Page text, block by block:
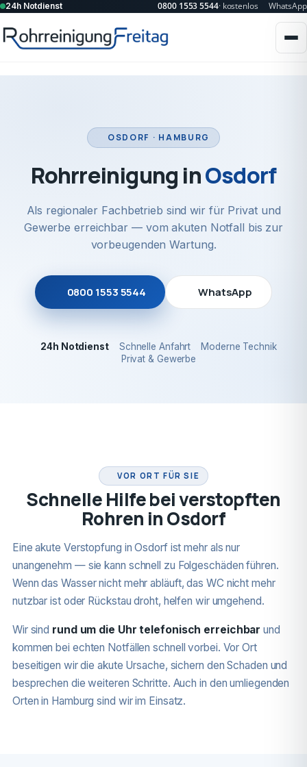
24h Notdienst 0800 1553 5544· kostenlos WhatsApp
OSDORF · HAMBURG
Rohrreinigung inOsdorf
Als regionaler Fachbetrieb sind wir für Privat und
Gewerbe erreichbar — vom akuten Notfall bis zur
vorbeugenden Wartung.
0800 1553 5544 WhatsApp
24h Notdienst Schnelle Anfahrt
Moderne Technik
Privat & Gewerbe
VOR ORT FÜR SIE
Schnelle Hilfe bei verstopften
Rohren in Osdorf
Eine akute Verstopfung in Osdorf ist mehr als nur
unangenehm — sie kann schnell zu Folgeschäden führen.
Wenn das Wasser nicht mehr abläuft, das WC nicht mehr
nutzbar ist oder Rückstau droht, helfen wir umgehend.
Wir sind rund um die Uhr telefonisch erreichbar und
kommen bei echten Notfällen schnell vorbei. Vor Ort
beseitigen wir die akute Ursache, sichern den Schaden und
besprechen die weiteren Schritte. Auch in den umliegenden
Orten in Hamburg sind wir im Einsatz.